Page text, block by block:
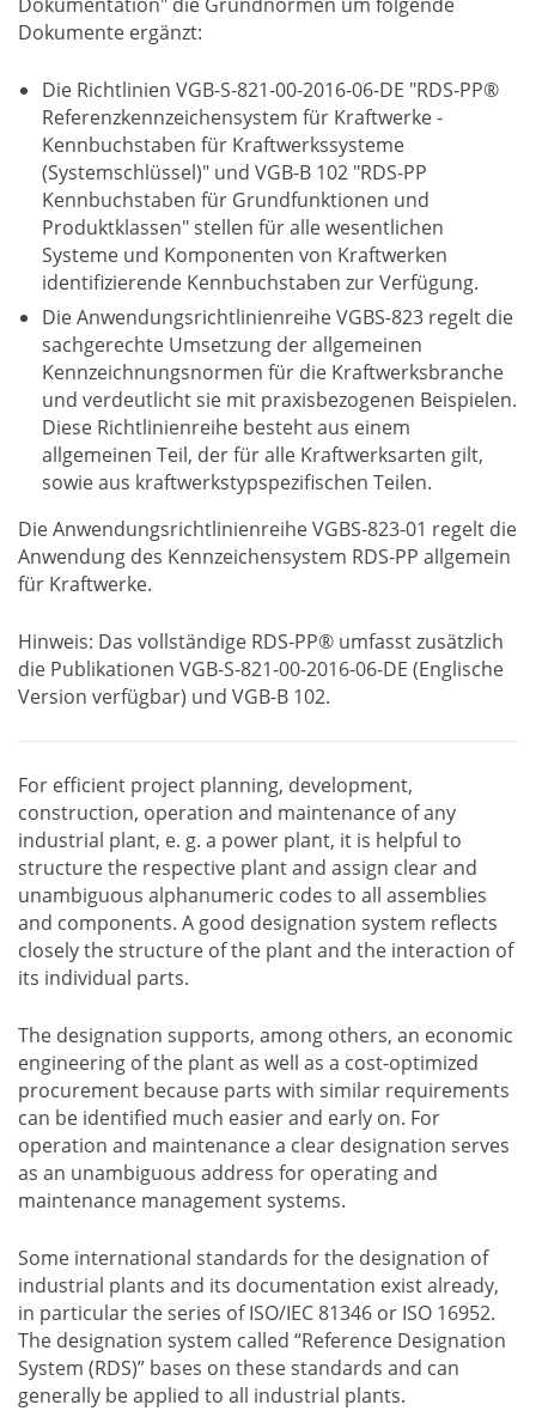
Dokumente ergänzt:
Die Richtlinien VGB-S-821-00-2016-06-DE "RDS-PP®
Referenzkennzeichensystem für Kraftwerke -
Kennbuchstaben für Kraftwerkssysteme
(Systemschlüssel)" und VGB-B 102 "RDS-PP
Kennbuchstaben für Grundfunktionen und
Produktklassen" stellen für alle wesentlichen
Systeme und Komponenten von Kraftwerken
identifizierende Kennbuchstaben zur Verfügung.
Die Anwendungsrichtlinienreihe VGBS-823 regelt die
sachgerechte Umsetzung der allgemeinen
Kennzeichnungsnormen für die Kraftwerksbranche
und verdeutlicht sie mit praxisbezogenen Beispielen.
Diese Richtlinienreihe besteht aus einem
allgemeinen Teil, der für alle Kraftwerksarten gilt,
sowie aus kraftwerkstypspezifischen Teilen.
Die Anwendungsrichtlinienreihe VGBS-823-01 regelt die
Anwendung des Kennzeichensystem RDS-PP allgemein
für Kraftwerke.
Hinweis: Das vollständige RDS-PP® umfasst zusätzlich
die Publikationen VGB-S-821-00-2016-06-DE (Englische
Version verfügbar) und VGB-B 102.
For efficient project planning, development,
construction, operation and maintenance of any
industrial plant, e. g. a power plant, it is helpful to
structure the respective plant and assign clear and
unambiguous alphanumeric codes to all assemblies
and components. A good designation system reflects
closely the structure of the plant and the interaction of
its individual parts.
The designation supports, among others, an economic
engineering of the plant as well as a cost-optimized
procurement because parts with similar requirements
can be identified much easier and early on. For
operation and maintenance a clear designation serves
as an unambiguous address for operating and
maintenance management systems.
Some international standards for the designation of
industrial plants and its documentation exist already,
in particular the series of ISO/IEC 81346 or ISO 16952.
The designation system called “Reference Designation
System (RDS)” bases on these standards and can
generally be applied to all industrial plants.